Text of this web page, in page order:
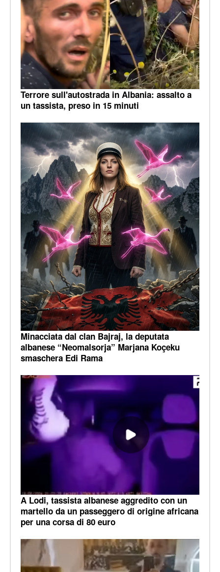
Terrore sull'autostrada in Albania: assalto a
un tassista, preso in 15 minuti
Minacciata dal clan Bajraj, la deputata
albanese “Neomalsorja” Marjana Koçeku
smaschera Edi Rama
A Lodi, tassista albanese aggredito con un
martello da un passeggero di origine africana
per una corsa di 80 euro